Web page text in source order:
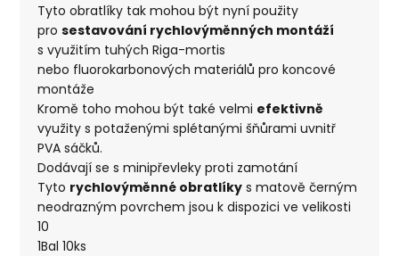
Tyto obratlíky tak mohou být nyní použity
prosestavování rychlovýměnných montáží
s využitím tuhých Riga-mortis
nebo fluorokarbonových materiálů pro koncové
montáže
Kromě toho mohou být také velmi efektivně
využity s potaženými splétanými šňůrami uvnitř
PVA sáčků.
Dodávají se s minipřevleky proti zamotání
Tyto rychlovýměnné obratlíky s matově černým
neodrazným povrchem jsou k dispozici ve velikosti
10
1Bal 10ks